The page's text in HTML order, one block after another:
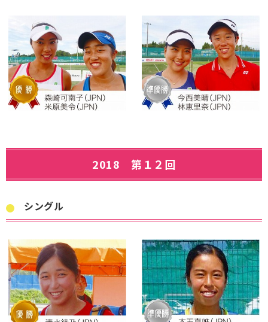
2018 第１２回
シングル